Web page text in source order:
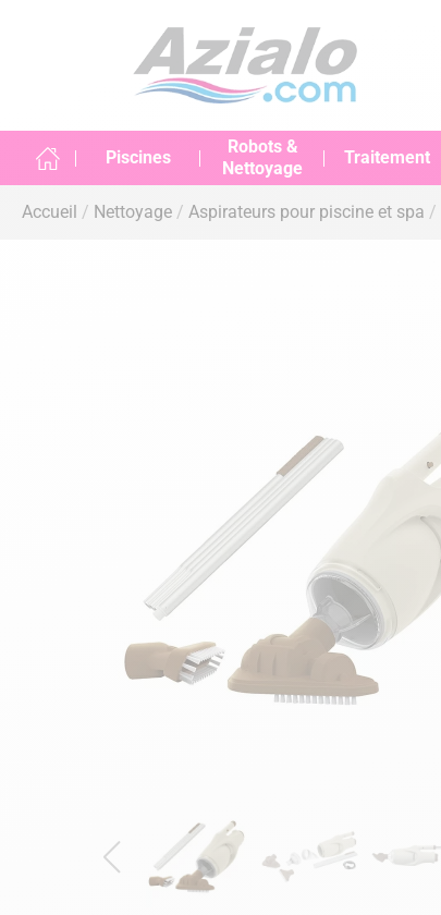
Piscines
Robots &
Nettoyage
Traitement
Accueil Nettoyage Aspirateurs pour piscine et spa